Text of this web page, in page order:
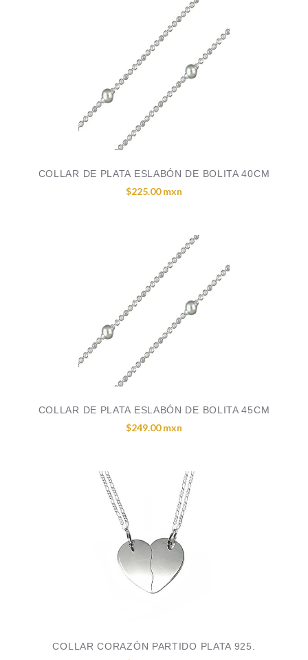
COLLAR DE PLATA ESLABÓN DE BOLITA 40CM
$225.00 mxn
COLLAR DE PLATA ESLABÓN DE BOLITA 45CM
$249.00 mxn
COLLAR CORAZÓN PARTIDO PLATA 925.